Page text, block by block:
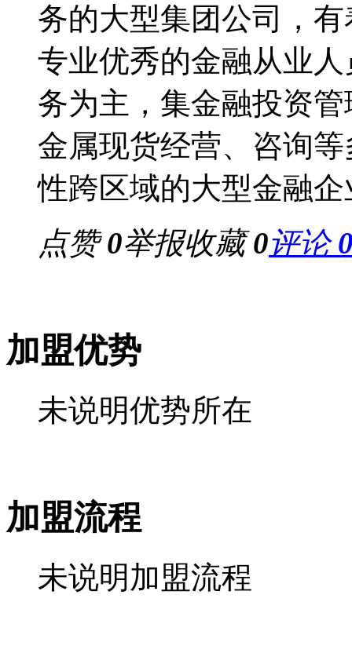
务的大型集团公司，
专业优秀的金融从业
务为主，集金融投资
金属现货经营、咨询
性跨区域的大型金融
点赞0举报收藏0评论
加盟优势
未说明优势所在
加盟流程
未说明加盟流程